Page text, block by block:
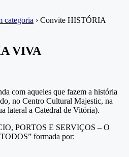
categoria › Convite HISTÓRIA
VIVA
com aqueles que fazem a história
no Centro Cultural Majestic, na
lateral a Catedral de Vitória).
PORTOS E SERVIÇOS – O
formada por: